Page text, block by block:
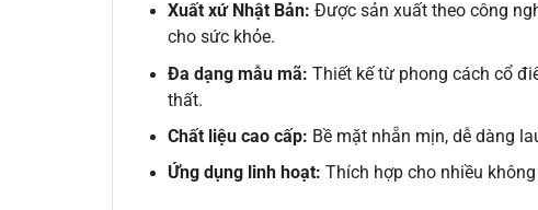
Xuất xứ Nhật Bản: Được sản xuất theo công
cho sức khỏe.
Đa dạng mẫu mã: Thiết kế từ phong cách cổ
thất.
Chất liệu cao cấp: Bề mặt nhẵn mịn, dễ dàng
Ứng dụng linh hoạt: Thích hợp cho nhiều